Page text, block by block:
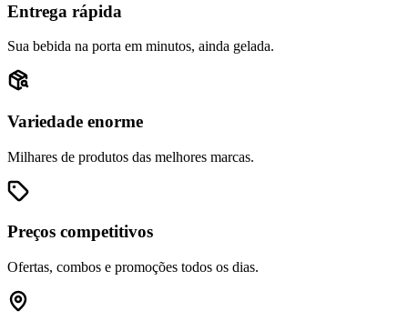
Entrega rápida
Sua bebida na porta em minutos, ainda gelada.
Variedade enorme
Milhares de produtos das melhores marcas.
Preços competitivos
Ofertas, combos e promoções todos os dias.